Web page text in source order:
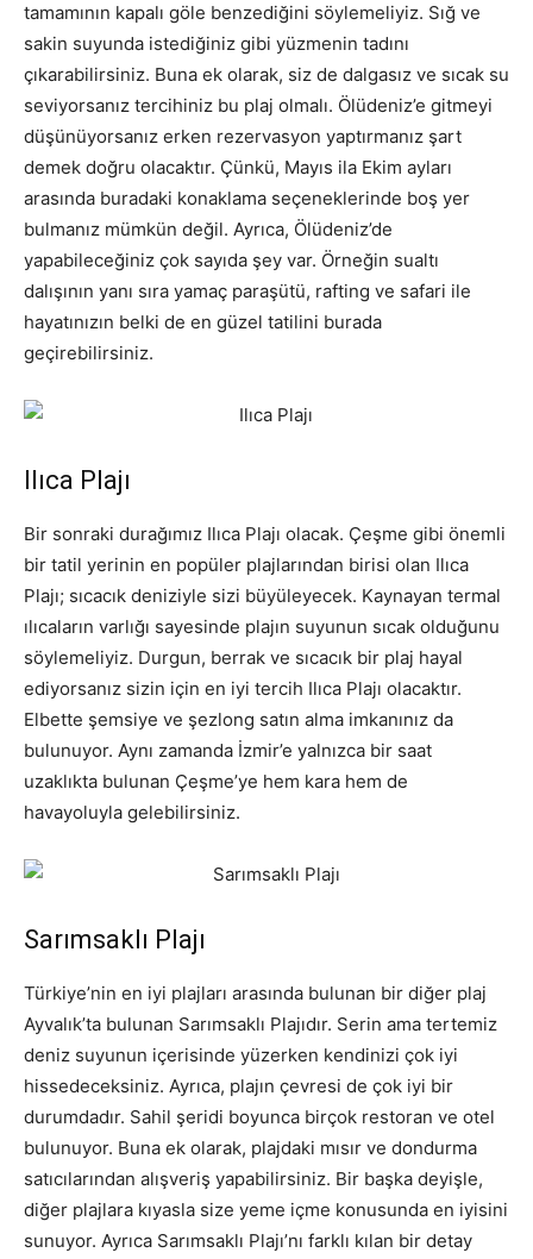
tamamının kapalı göle benzediğini söylemeliyiz. Sığ ve
sakin suyunda istediğiniz gibi yüzmenin tadını
çıkarabilirsiniz. Buna ek olarak, siz de dalgasız ve sıcak su
seviyorsanız tercihiniz bu plaj olmalı. Ölüdeniz’e gitmeyi
düşünüyorsanız erken rezervasyon yaptırmanız şart
demek doğru olacaktır. Çünkü, Mayıs ila Ekim ayları
arasında buradaki konaklama seçeneklerinde boş yer
bulmanız mümkün değil. Ayrıca, Ölüdeniz’de
yapabileceğiniz çok sayıda şey var. Örneğin sualtı
dalışının yanı sıra yamaç paraşütü, rafting ve safari ile
hayatınızın belki de en güzel tatilini burada
geçirebilirsiniz.
Ilıca Plajı
Bir sonraki durağımız Ilıca Plajı olacak. Çeşme gibi önemli
bir tatil yerinin en popüler plajlarından birisi olan Ilıca
Plajı; sıcacık deniziyle sizi büyüleyecek. Kaynayan termal
ılıcaların varlığı sayesinde plajın suyunun sıcak olduğunu
söylemeliyiz. Durgun, berrak ve sıcacık bir plaj hayal
ediyorsanız sizin için en iyi tercih Ilıca Plajı olacaktır.
Elbette şemsiye ve şezlong satın alma imkanınız da
bulunuyor. Aynı zamanda İzmir’e yalnızca bir saat
uzaklıkta bulunan Çeşme’ye hem kara hem de
havayoluyla gelebilirsiniz.
Sarımsaklı Plajı
Türkiye’nin en iyi plajları arasında bulunan bir diğer plaj
Ayvalık’ta bulunan Sarımsaklı Plajıdır. Serin ama tertemiz
deniz suyunun içerisinde yüzerken kendinizi çok iyi
hissedeceksiniz. Ayrıca, plajın çevresi de çok iyi bir
durumdadır. Sahil şeridi boyunca birçok restoran ve otel
bulunuyor. Buna ek olarak, plajdaki mısır ve dondurma
satıcılarından alışveriş yapabilirsiniz. Bir başka deyişle,
diğer plajlara kıyasla size yeme içme konusunda en iyisini
sunuyor. Ayrıca Sarımsaklı Plajı’nı farklı kılan bir detay